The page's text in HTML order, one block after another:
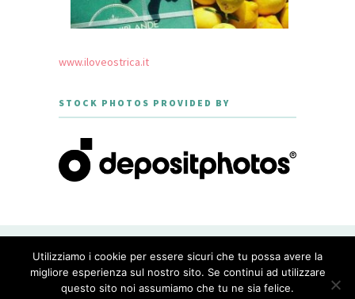
www.iloveostrica.it
STOCK PHOTOS PROVIDED BY
GOURMET - THEME DESIGNED BY
MERIDIANTHEMES
Utilizziamo i cookie per essere sicuri che tu possa avere la
migliore esperienza sul nostro sito. Se continui ad utilizzare
questo sito noi assumiamo che tu ne sia felice.